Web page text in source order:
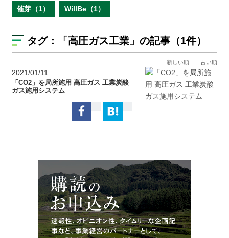
催芽（1） WillBe（1）
タグ： 「高圧ガス工業」の記事（1件）
新しい順 古い順
2021/01/11
「CO2」を局所施用 高圧ガス 工業炭酸
ガス施用システム